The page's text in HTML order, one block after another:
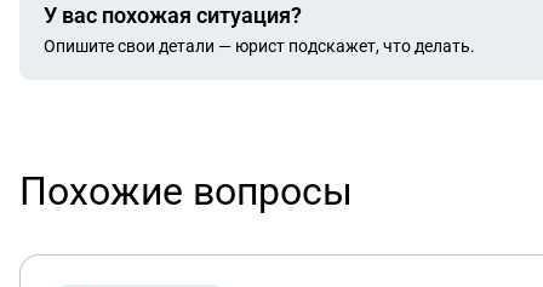
У вас похожая ситуация?
Опишите свои детали — юрист подскажет, что делать.
Похожие вопросы